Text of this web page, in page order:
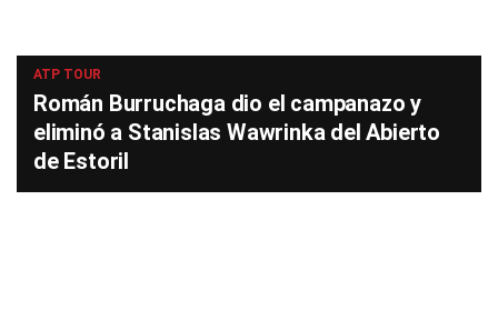
ATP TOUR
Román Burruchaga dio el campanazo y
eliminó a Stanislas Wawrinka del Abierto
de Estoril